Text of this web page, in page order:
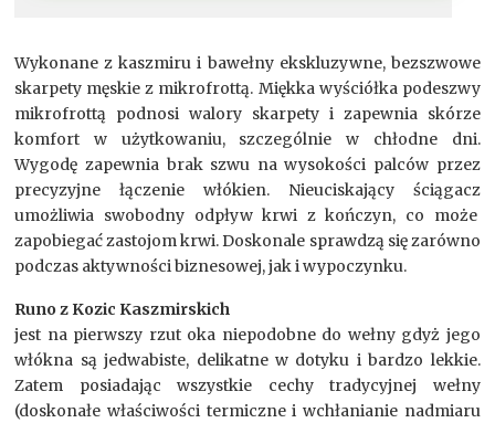
Wykonane z kaszmiru i bawełny ekskluzywne, bezszwowe
skarpety męskie z mikrofrottą. Miękka wyściółka podeszwy
mikrofrottą podnosi walory skarpety i zapewnia skórze
komfort w użytkowaniu, szczególnie w chłodne dni.
Wygodę zapewnia brak szwu na wysokości palców przez
precyzyjne łączenie włókien. Nieuciskający ściągacz
umożliwia swobodny odpływ krwi z kończyn, co może
zapobiegać zastojom krwi. Doskonale sprawdzą się zarówno
podczas aktywności biznesowej, jak i wypoczynku.
Runo z Kozic Kaszmirskich
jest na pierwszy rzut oka niepodobne do wełny gdyż jego
włókna są jedwabiste, delikatne w dotyku i bardzo lekkie.
Zatem posiadając wszystkie cechy tradycyjnej wełny
(doskonałe właściwości termiczne i wchłanianie nadmiaru